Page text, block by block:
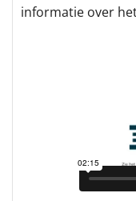
informatie over